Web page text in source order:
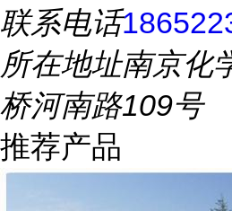
联系电话
所在地址南京化
桥河南路109号
推荐产品